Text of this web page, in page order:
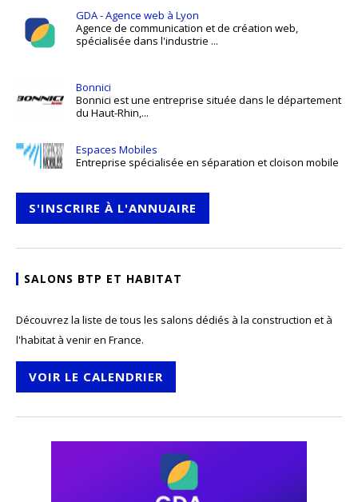
GDA - Agence web à Lyon
Agence de communication et de création web,
spécialisée dans l'industrie ...
Bonnici
Bonnici est une entreprise située dans le département
du Haut-Rhin,...
Espaces Mobiles
Entreprise spécialisée en séparation et cloison mobile
S'INSCRIRE À L'ANNUAIRE
SALONS BTP ET HABITAT
Découvrez la liste de tous les salons dédiés à la construction et à
l'habitat à venir en France.
VOIR LE CALENDRIER